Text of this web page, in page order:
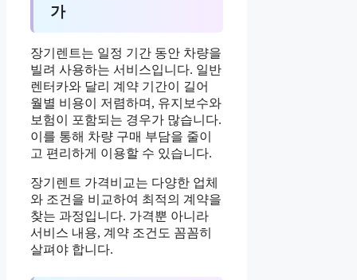
가
장기렌트는 일정 기간 동안 차량을
빌려 사용하는 서비스입니다. 일반
렌터카와 달리 계약 기간이 길어
월별 비용이 저렴하며, 유지보수와
보험이 포함되는 경우가 많습니다.
이를 통해 차량 구매 부담을 줄이
고 편리하게 이용할 수 있습니다.
장기렌트 가격비교는 다양한 업체
와 조건을 비교하여 최적의 계약을
찾는 과정입니다. 가격뿐 아니라
서비스 내용, 계약 조건도 꼼꼼히
살펴야 합니다.